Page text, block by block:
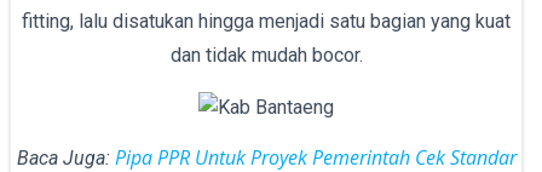
fitting, lalu disatukan hingga menjadi satu bagian yang kuat
dan tidak mudah bocor.
Baca Juga: Pipa PPR Untuk Proyek Pemerintah Cek Standar